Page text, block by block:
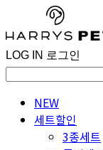
LOG IN 로그인
NEW
세트할인
3종세트